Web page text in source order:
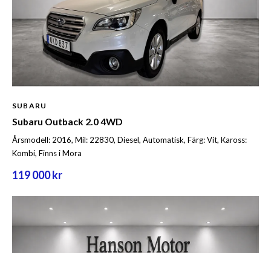
SUBARU
Subaru Outback 2.0 4WD
Årsmodell: 2016, Mil: 22830, Diesel, Automatisk, Färg: Vit, Kaross:
Kombi, Finns i Mora
119 000 kr